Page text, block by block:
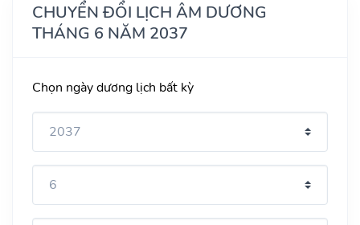
CHUYỂN ĐỔI LỊCH ÂM DƯƠNG
THÁNG 6 NĂM 2037
Chọn ngày dương lịch bất kỳ